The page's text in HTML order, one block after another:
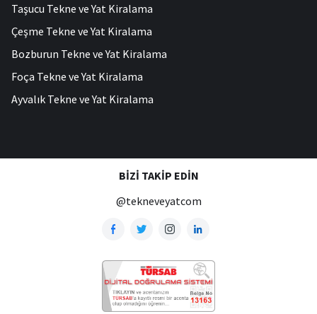
Taşucu Tekne ve Yat Kiralama
Çeşme Tekne ve Yat Kiralama
Bozburun Tekne ve Yat Kiralama
Foça Tekne ve Yat Kiralama
Ayvalık Tekne ve Yat Kiralama
BIZI TAKIP EDIN
@tekneveyatcom